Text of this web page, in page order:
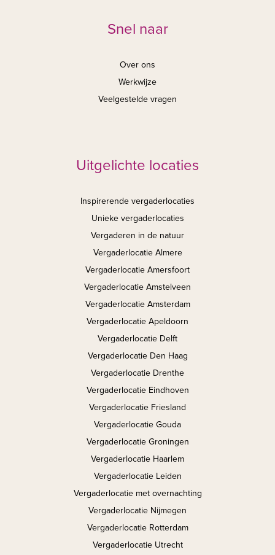
Snel naar
Over ons
Werkwijze
Veelgestelde vragen
Uitgelichte locaties
Inspirerende vergaderlocaties
Unieke vergaderlocaties
Vergaderen in de natuur
Vergaderlocatie Almere
Vergaderlocatie Amersfoort
Vergaderlocatie Amstelveen
Vergaderlocatie Amsterdam
Vergaderlocatie Apeldoorn
Vergaderlocatie Delft
Vergaderlocatie Den Haag
Vergaderlocatie Drenthe
Vergaderlocatie Eindhoven
Vergaderlocatie Friesland
Vergaderlocatie Gouda
Vergaderlocatie Groningen
Vergaderlocatie Haarlem
Vergaderlocatie Leiden
Vergaderlocatie met overnachting
Vergaderlocatie Nijmegen
Vergaderlocatie Rotterdam
Vergaderlocatie Utrecht